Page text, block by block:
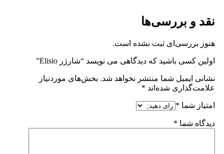
نقد و بررسی‌ها
هنوز بررسی‌ای ثبت نشده است.
اولین کسی باشید که دیدگاهی می نویسد “شارژر Elisio”
نشانی ایمیل شما منتشر نخواهد شد. بخش‌های موردنیاز
علامت‌گذاری شده‌اند *
امتیاز شما *
دیدگاه شما *